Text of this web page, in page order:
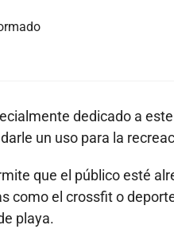
dedicado a
un uso para la
que el público esté
como el crossfit o
playa.